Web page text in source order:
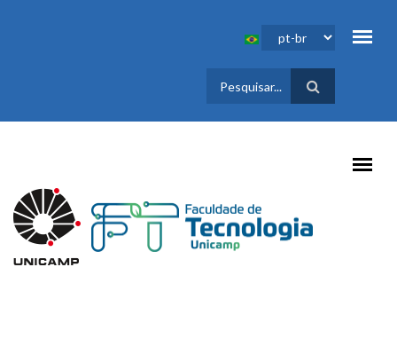
FORMULÁRIO
DE BUSCA